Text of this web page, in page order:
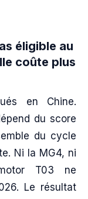
éligible au
coûte plus
en Chine.
du score
du cycle
Ni la MG4, ni
T03 ne
Le résultat